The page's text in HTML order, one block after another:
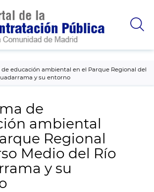
educación ambiental en el Parque Regional del
y su entorno
de
ambiental
Regional
Medio del Río
y su